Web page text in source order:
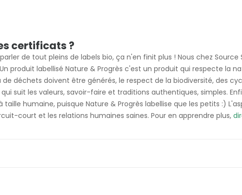
certificats ?
de tout pleins de labels bio, ça n'en finit plus ! Nous chez
produit labellisé Nature & Progrès c'est un produit qui respecte la
déchets doivent être générés, le respect de la biodiversité, des
suit les valeurs, savoir-faire et traditions authentiques, simples.
taille humaine, puisque Nature & Progrès labellise que les petits :)
court et les relations humaines saines. Pour en apprendre plus,